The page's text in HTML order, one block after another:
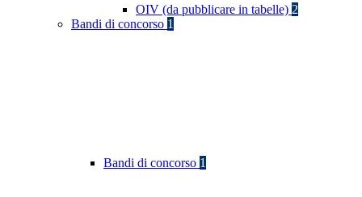
OIV (da pubblicare in tabelle) 2
Bandi di concorso 1
Bandi di concorso 1